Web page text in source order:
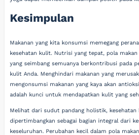
Kesimpulan
Makanan yang kita konsumsi memegang
kesehatan kulit. Nutrisi yang tepat, pola
yang seimbang semuanya berkontribusi pada
kulit Anda. Menghindari makanan yang
mengonsumsi makanan yang kaya akan
adalah kunci untuk mendapatkan kulit yang
Melihat dari sudut pandang holistik,
dipertimbangkan sebagai bagian integral dari
keseluruhan. Perubahan kecil dalam pola